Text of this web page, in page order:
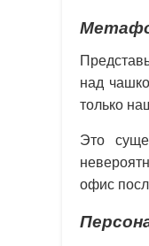
над
только
Это
офис